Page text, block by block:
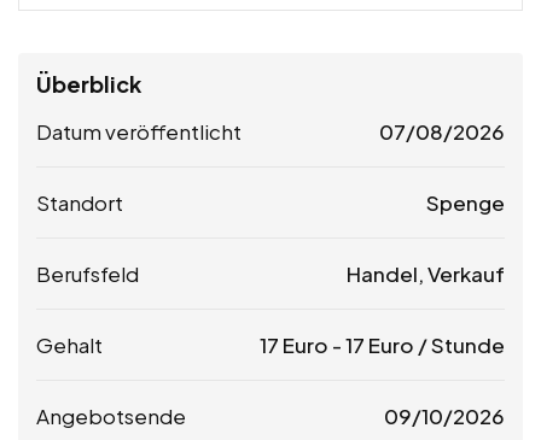
Überblick
Datum veröffentlicht 07/08/2026
Standort Spenge
Berufsfeld Handel, Verkauf
Gehalt 17 Euro -17 Euro / Stunde
Angebotsende 09/10/2026